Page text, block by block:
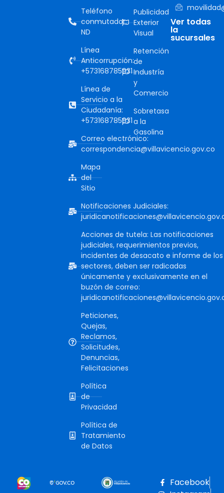
Teléfono
conmutador:
ND
Línea
Anticorrupción:
+573168785931
Línea de
Servicio a la
Ciudadanía:
+573168785931
Correo electrónico:
correspondencia@villavicencio.gov.co
Mapa
del
Sitio
Notificaciones Judiciales:
Acciones de tutela: Las notificaciones
judiciales, requerimientos previos,
incidentes de desacato e informe de los
sectores, deben ser radicadas
únicamente y exclusivamente en el
buzón de correo:
Peticiones,
Quejas,
Reclamos,
Solicitudes,
Denuncias,
Felicitaciones
Política
de
Privacidad
Política de
Tratamiento
de Datos
Publicidad
Exterior
Visual
Retención
de
Industría
y
Comercio
Sobretasa
a la
Gasolina
Ver todas
la
sucursales
Facebook